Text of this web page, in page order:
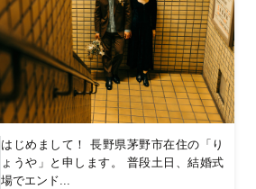
はじめまして！ 長野県茅野市在住の「り
ょうや」と申します。 普段土日、結婚式
場でエンド...